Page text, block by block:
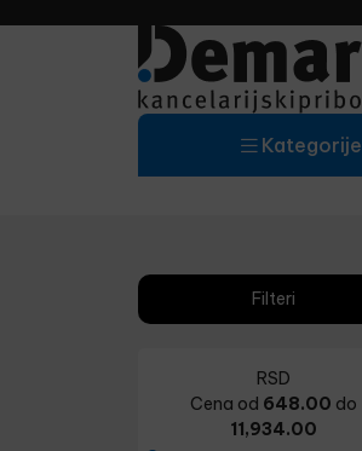
Kategorije
Filteri
RSD
Cena od 648.00 do
11,934.00